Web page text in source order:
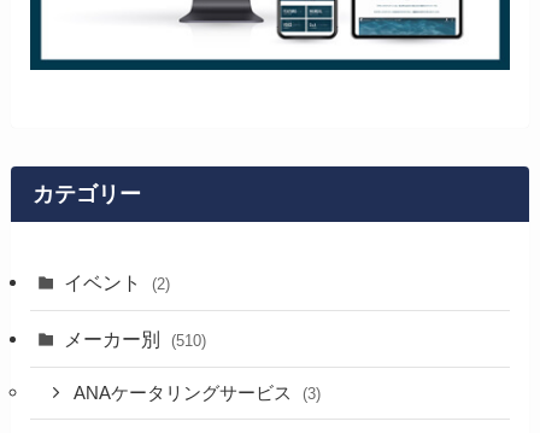
カテゴリー
イベント (2)
メーカー別 (510)
ANAケータリングサービス (3)